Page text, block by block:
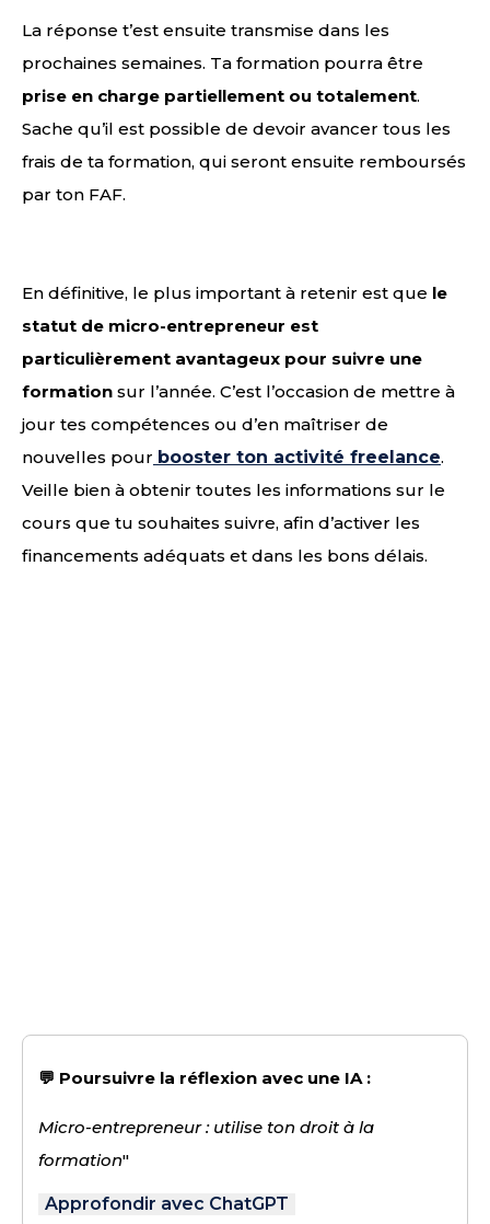
La réponse t’est ensuite transmise dans les
prochaines semaines. Ta formation pourra être
prise en charge partiellement ou totalement.
Sache qu’il est possible de devoir avancer tous les
frais de ta formation, qui seront ensuite remboursés
par ton FAF.
En définitive, le plus important à retenir est que le
statut de micro-entrepreneur est
particulièrement avantageux pour suivre une
formation sur l’année. C’est l’occasion de mettre à
jour tes compétences ou d’en maîtriser de
nouvelles pour booster ton activité freelance.
Veille bien à obtenir toutes les informations sur le
cours que tu souhaites suivre, afin d’activer les
financements adéquats et dans les bons délais.
💬 Poursuivre la réflexion avec une IA :
Micro-entrepreneur : utilise ton droit à la
formation"
Approfondir avec ChatGPT